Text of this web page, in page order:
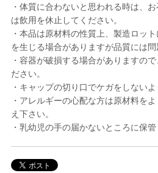
・体質に合わないと思われる時は、
は飲用を休止してください。
・本品は原材料の性質上、製造ロッ
を生じる場合がありますが品質には問
・容器が破損する場合がありますの
ださい。
・キャップの切り口でケガをしないよ
・アレルギーの心配な方は原材料を
え下さい。
・乳幼児の手の届かないところに保管